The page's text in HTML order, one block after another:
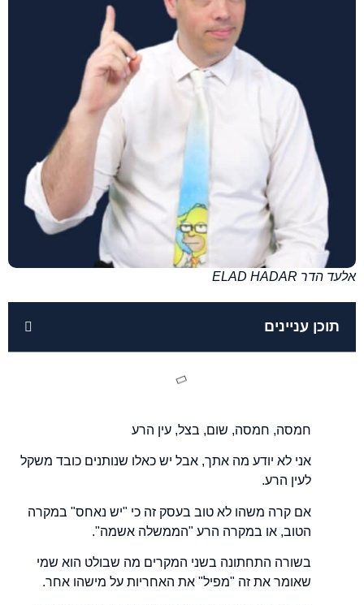
אלעד הדר ELAD HADAR
תוכן עניינים
חמסה, חמסה, שום, בצל, עין הרע
אני לא יודע מה אתך, אבל יש כאלו שנותנים כובד משקל
לעין הרע.
אם קרה משהו לא טוב בעסק זה כי "יש נאחס" במקרה
הטוב, או במקרה הרע "הממשלה אשמה".
בשורה התחתונה בשני המקרים מה שבולט הוא שמי
שאומר את זה "מפיל" את האחריות על מישהו אחר.